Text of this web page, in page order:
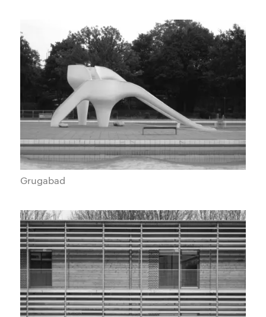
Grugabad